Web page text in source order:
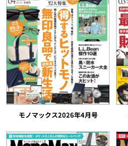
モノマックス2026年4月号